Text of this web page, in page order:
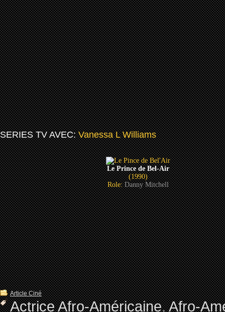
SERIES TV AVEC:Vanessa L Williams
Le Prince de Bel-Air
(1990)
Role:Danny Mitchell
Article Ciné
Actrice Afro-Américaine,Afro-